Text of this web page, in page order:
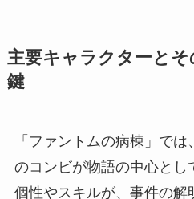
主要キャラクターと
鍵
「ファントムの病棟」で
のコンビが物語の中心とし
個性やスキルが、事件の解